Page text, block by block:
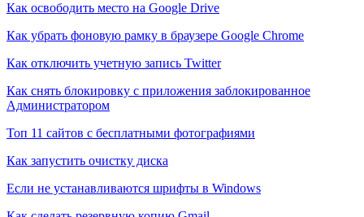
Как освободить место на Google Drive
Как убрать фоновую рамку в браузере Google Chrome
Как отключить учетную запись Twitter
Как снять блокировку с приложения заблокированное
Администратором
Топ 11 сайтов с бесплатными фотографиями
Как запустить очистку диска
Если не устанавливаются шрифты в Windows